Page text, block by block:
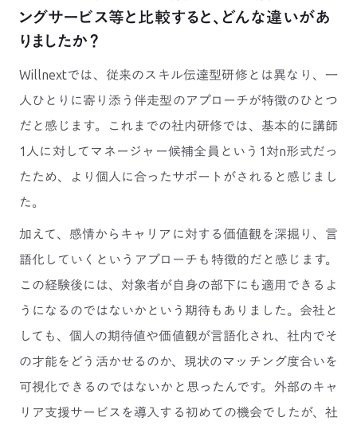
ングサービス等と比較すると、どんな違いがあ
りましたか？
Willnextでは、従来のスキル伝達型研修とは異なり、一
人ひとりに寄り添う伴走型のアプローチが特徴のひとつ
だと感じます。これまでの社内研修では、基本的に講師
1人に対してマネージャー候補全員という1対n形式だっ
たため、より個人に合ったサポートがされると感じまし
た。
加えて、感情からキャリアに対する価値観を深掘り、言
語化していくというアプローチも特徴的だと感じます。
この経験後には、対象者が自身の部下にも適用できるよ
うになるのではないかという期待もありました。会社と
しても、個人の期待値や価値観が言語化され、社内でそ
の才能をどう活かせるのか、現状のマッチング度合いを
可視化できるのではないかと思ったんです。外部のキャ
リア支援サービスを導入する初めての機会でしたが、社